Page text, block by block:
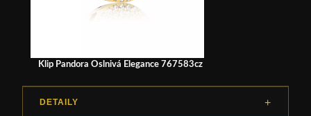
Klip Pandora Oslnivá Elegance 767583cz
DETAILY